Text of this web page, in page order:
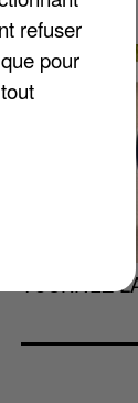
TOURNEZ
refuser
pour